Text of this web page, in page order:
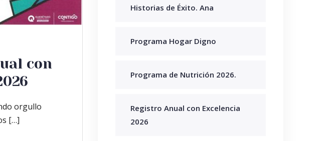
con
orgullo
[…]
Historias de Éxito. Ana
Programa Hogar Digno
Programa de Nutrición 2026.
Registro Anual con Excelencia
2026